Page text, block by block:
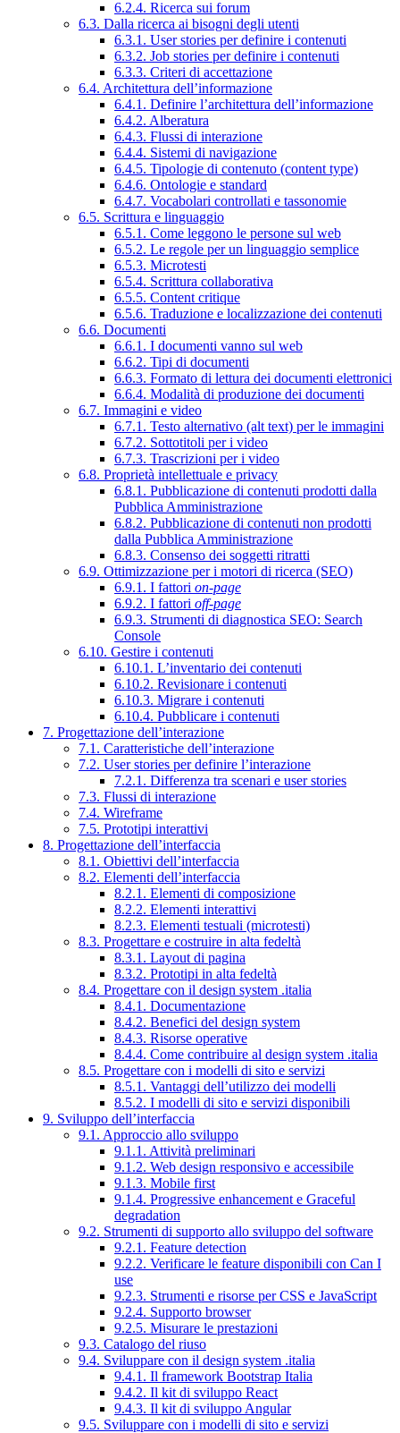
6.2.4. Ricerca sui forum
6.3. Dalla ricerca ai bisogni degli utenti
6.3.1. User stories per definire i contenuti
6.3.2. Job stories per definire i contenuti
6.3.3. Criteri di accettazione
6.4. Architettura dell’informazione
6.4.1. Definire l’architettura dell’informazione
6.4.2. Alberatura
6.4.3. Flussi di interazione
6.4.4. Sistemi di navigazione
6.4.5. Tipologie di contenuto (content type)
6.4.6. Ontologie e standard
6.4.7. Vocabolari controllati e tassonomie
6.5. Scrittura e linguaggio
6.5.1. Come leggono le persone sul web
6.5.2. Le regole per un linguaggio semplice
6.5.3. Microtesti
6.5.4. Scrittura collaborativa
6.5.5. Content critique
6.5.6. Traduzione e localizzazione dei contenuti
6.6. Documenti
6.6.1. I documenti vanno sul web
6.6.2. Tipi di documenti
6.6.3. Formato di lettura dei documenti elettronici
6.6.4. Modalità di produzione dei documenti
6.7. Immagini e video
6.7.1. Testo alternativo (alt text) per le immagini
6.7.2. Sottotitoli per i video
6.7.3. Trascrizioni per i video
6.8. Proprietà intellettuale e privacy
6.8.1. Pubblicazione di contenuti prodotti dalla
Pubblica Amministrazione
6.8.2. Pubblicazione di contenuti non prodotti
dalla Pubblica Amministrazione
6.8.3. Consenso dei soggetti ritratti
6.9. Ottimizzazione per i motori di ricerca (SEO)
6.9.1. I fattori on-page
6.9.2. I fattori off-page
6.9.3. Strumenti di diagnostica SEO: Search
Console
6.10. Gestire i contenuti
6.10.1. L’inventario dei contenuti
6.10.2. Revisionare i contenuti
6.10.3. Migrare i contenuti
6.10.4. Pubblicare i contenuti
7. Progettazione dell’interazione
7.1. Caratteristiche dell’interazione
7.2. User stories per definire l’interazione
7.2.1. Differenza tra scenari e user stories
7.3. Flussi di interazione
7.4. Wireframe
7.5. Prototipi interattivi
8. Progettazione dell’interfaccia
8.1. Obiettivi dell’interfaccia
8.2. Elementi dell’interfaccia
8.2.1. Elementi di composizione
8.2.2. Elementi interattivi
8.2.3. Elementi testuali (microtesti)
8.3. Progettare e costruire in alta fedeltà
8.3.1. Layout di pagina
8.3.2. Prototipi in alta fedeltà
8.4. Progettare con il design system .italia
8.4.1. Documentazione
8.4.2. Benefici del design system
8.4.3. Risorse operative
8.4.4. Come contribuire al design system .italia
8.5. Progettare con i modelli di sito e servizi
8.5.1. Vantaggi dell’utilizzo dei modelli
8.5.2. I modelli di sito e servizi disponibili
9. Sviluppo dell’interfaccia
9.1. Approccio allo sviluppo
9.1.1. Attività preliminari
9.1.2. Web design responsivo e accessibile
9.1.3. Mobile first
9.1.4. Progressive enhancement e Graceful
degradation
9.2. Strumenti di supporto allo sviluppo del software
9.2.1. Feature detection
9.2.2. Verificare le feature disponibili con Can I
use
9.2.3. Strumenti e risorse per CSS e JavaScript
9.2.4. Supporto browser
9.2.5. Misurare le prestazioni
9.3. Catalogo del riuso
9.4. Sviluppare con il design system .italia
9.4.1. Il framework Bootstrap Italia
9.4.2. Il kit di sviluppo React
9.4.3. Il kit di sviluppo Angular
9.5. Sviluppare con i modelli di sito e servizi